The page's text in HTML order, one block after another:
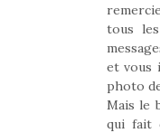
tous
et vous
photo
Mais le
qui fait